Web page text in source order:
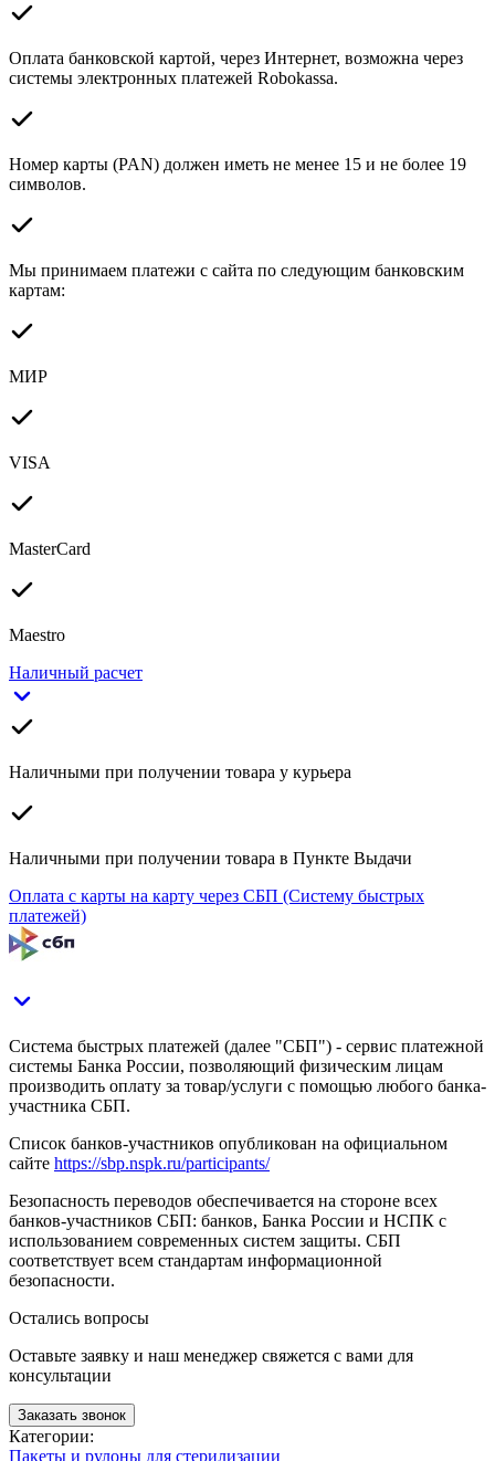
Оплата банковской картой, через Интернет, возможна через
системы электронных платежей Robokassa.
Номер карты (PAN) должен иметь не менее 15 и не более 19
символов.
Мы принимаем платежи с сайта по следующим банковским
картам:
МИР
VISA
MasterCard
Maestro
Наличный расчет
Наличными при получении товара у курьера
Наличными при получении товара в Пункте Выдачи
Оплата с карты на карту через СБП (Систему быстрых
платежей)
Система быстрых платежей (далее "СБП") - сервис платежной
системы Банка России, позволяющий физическим лицам
производить оплату за товар/услуги с помощью любого банка-
участника СБП.
Список банков-участников опубликован на официальном
сайте https://sbp.nspk.ru/participants/
Безопасность переводов обеспечивается на стороне всех
банков-участников СБП: банков, Банка России и НСПК с
использованием современных систем защиты. СБП
соответствует всем стандартам информационной
безопасности.
Остались вопросы
Оставьте заявку и наш менеджер свяжется с вами для
консультации
Заказать звонок
Категории:
Пакеты и рулоны для стерилизации